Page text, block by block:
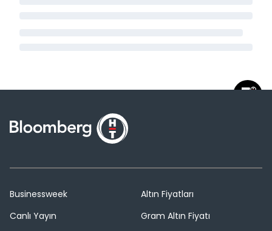
Businessweek
Canlı Yayın
Altın Fiyatları
Gram Altın Fiyatı